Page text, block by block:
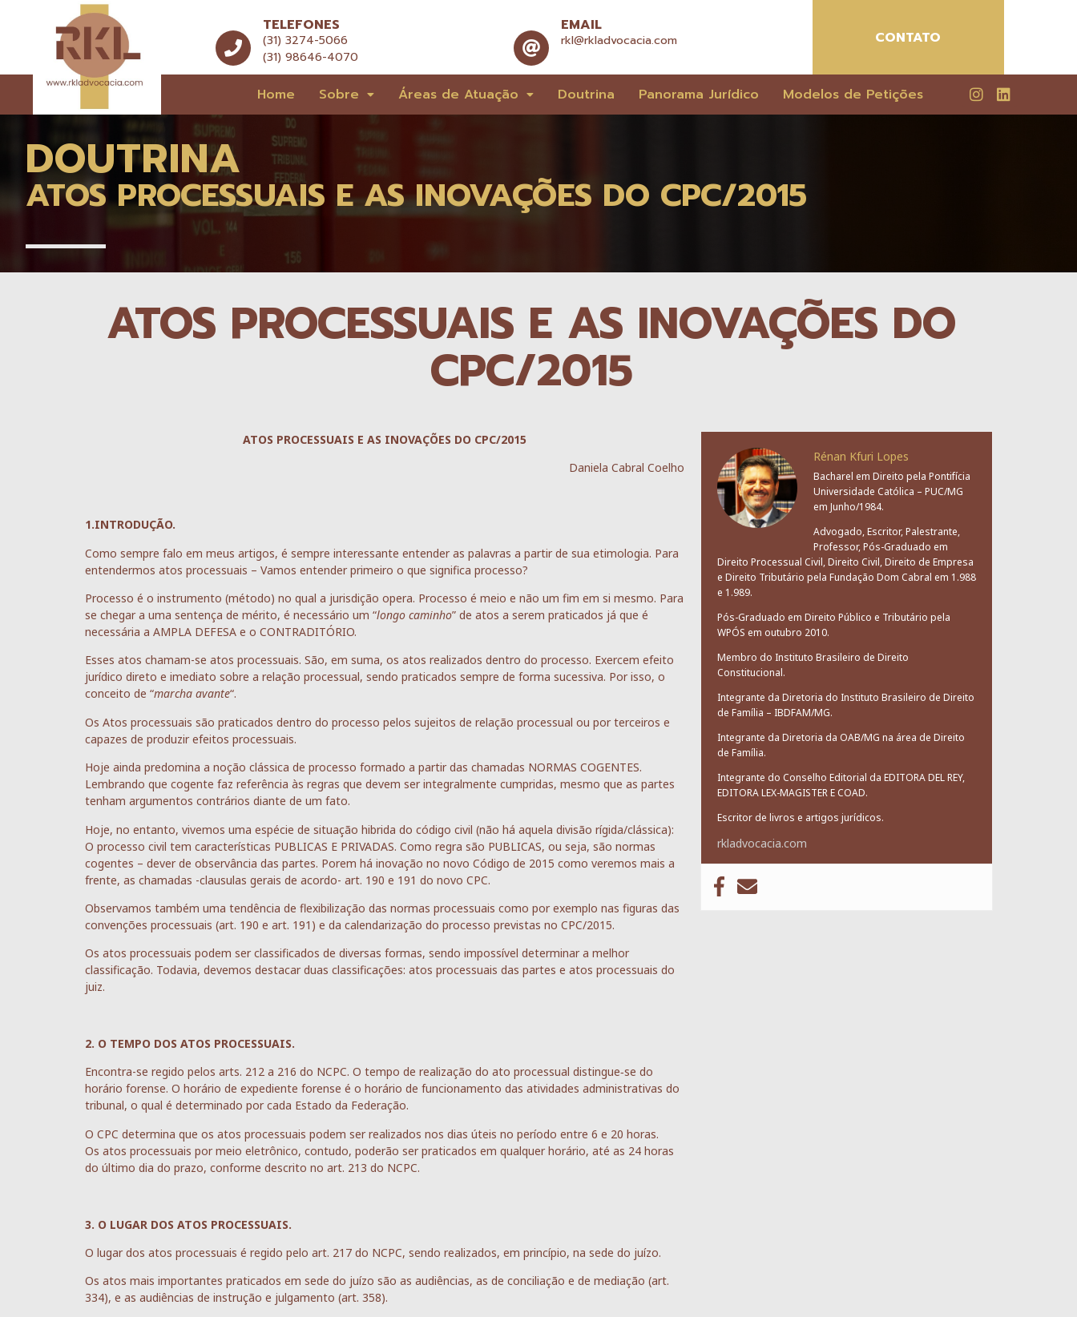
TELEFONES
(31) 3274-5066
(31) 98646-4070
EMAIL
rkl@rkladvocacia.com CONTATO
Home Sobre Áreas de Atuação Doutrina Panorama Jurídico Modelos de Petições
DOUTRINA
ATOS PROCESSUAIS E AS INOVAÇÕES DO CPC/2015
ATOS PROCESSUAIS E AS INOVAÇÕES DO
CPC/2015
ATOS PROCESSUAIS E AS INOVAÇÕES DO CPC/2015
Daniela Cabral Coelho
1.INTRODUÇÃO.
Como sempre falo em meus artigos, é sempre interessante entender as palavras a partir de sua etimologia. Para
entendermos atos processuais – Vamos entender primeiro o que significa processo?
Processo é o instrumento (método) no qual a jurisdição opera. Processo é meio e não um fim em si mesmo. Para
se chegar a uma sentença de mérito, é necessário um “longo caminho” de atos a serem praticados já que é
necessária a AMPLA DEFESA e o CONTRADITÓRIO.
Esses atos chamam-se atos processuais. São, em suma, os atos realizados dentro do processo. Exercem efeito
jurídico direto e imediato sobre a relação processual, sendo praticados sempre de forma sucessiva. Por isso, o
conceito de “marcha avante“.
Os Atos processuais são praticados dentro do processo pelos sujeitos de relação processual ou por terceiros e
capazes de produzir efeitos processuais.
Hoje ainda predomina a noção clássica de processo formado a partir das chamadas NORMAS COGENTES.
Lembrando que cogente faz referência às regras que devem ser integralmente cumpridas, mesmo que as partes
tenham argumentos contrários diante de um fato.
Hoje, no entanto, vivemos uma espécie de situação hibrida do código civil (não há aquela divisão rígida/clássica):
O processo civil tem características PUBLICAS E PRIVADAS. Como regra são PUBLICAS, ou seja, são normas
cogentes – dever de observância das partes. Porem há inovação no novo Código de 2015 como veremos mais a
frente, as chamadas -clausulas gerais de acordo- art. 190 e 191 do novo CPC.
Observamos também uma tendência de flexibilização das normas processuais como por exemplo nas figuras das
convenções processuais (art. 190 e art. 191) e da calendarização do processo previstas no CPC/2015.
Os atos processuais podem ser classificados de diversas formas, sendo impossível determinar a melhor
classificação. Todavia, devemos destacar duas classificações: atos processuais das partes e atos processuais do
juiz.
2. O TEMPO DOS ATOS PROCESSUAIS.
Encontra-se regido pelos arts. 212 a 216 do NCPC. O tempo de realização do ato processual distingue‑se do
horário forense. O horário de expediente forense é o horário de funcionamento das atividades administrativas do
tribunal, o qual é determinado por cada Estado da Federação.
O CPC determina que os atos processuais podem ser realizados nos dias úteis no período entre 6 e 20 horas.
Os atos processuais por meio eletrônico, contudo, poderão ser praticados em qualquer horário, até as 24 horas
do último dia do prazo, conforme descrito no art. 213 do NCPC.
3. O LUGAR DOS ATOS PROCESSUAIS.
O lugar dos atos processuais é regido pelo art. 217 do NCPC, sendo realizados, em princípio, na sede do juízo.
Os atos mais importantes praticados em sede do juízo são as audiências, as de conciliação e de mediação (art.
334), e as audiências de instrução e julgamento (art. 358).
Rénan Kfuri Lopes
Bacharel em Direito pela Pontifícia
Universidade Católica – PUC/MG
em Junho/1984.
Advogado, Escritor, Palestrante,
Professor, Pós-Graduado em
Direito Processual Civil, Direito Civil, Direito de Empresa
e Direito Tributário pela Fundação Dom Cabral em 1.988
e 1.989.
Pós-Graduado em Direito Público e Tributário pela
WPÓS em outubro 2010.
Membro do Instituto Brasileiro de Direito
Constitucional.
Integrante da Diretoria do Instituto Brasileiro de Direito
de Família – IBDFAM/MG.
Integrante da Diretoria da OAB/MG na área de Direito
de Família.
Integrante do Conselho Editorial da EDITORA DEL REY,
EDITORA LEX-MAGISTER E COAD.
Escritor de livros e artigos jurídicos.
rkladvocacia.com